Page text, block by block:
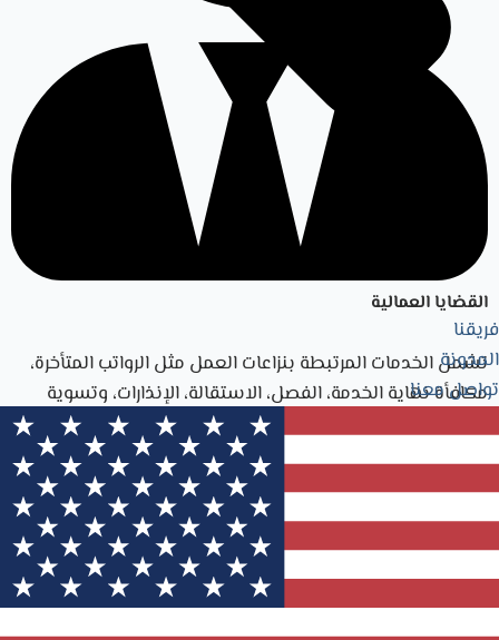
فريقنا
المدونة
تواصل معنا
القضايا العمالية
تشمل الخدمات المرتبطة بنزاعات العمل مثل الرواتب المتأخرة،
مكافأة نهاية الخدمة، الفصل، الاستقالة، الإنذارات، وتسوية
النزاعات بين العامل وصاحب العمل.